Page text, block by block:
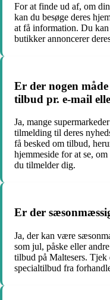
For at finde ud af, om
kan du besøge deres
at få information. Du
butikker annoncerer
Er der nogen
tilbud pr. e-mail
Ja, mange
tilmelding til deres
få besked om tilbud,
hjemmeside for at se,
du tilmelder dig.
Er der
Ja, der kan være
som jul, påske eller
tilbud på Maltesers. Tjek
specialtilbud fra